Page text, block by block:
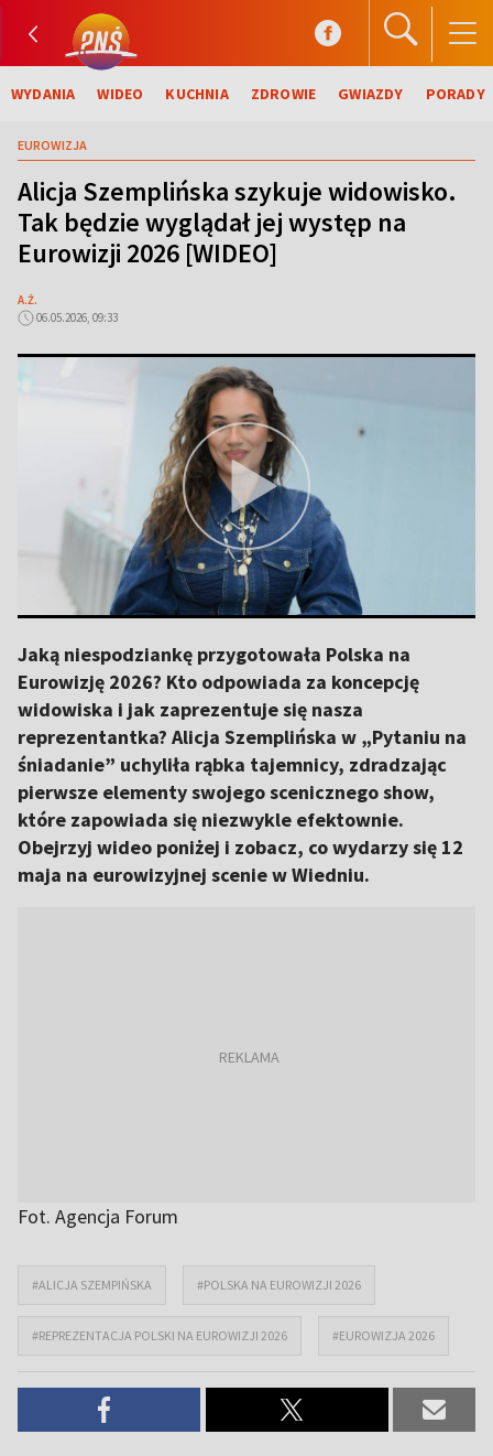
WYDANIA WIDEO KUCHNIA ZDROWIE GWIAZDY PORADY
EUROWIZJA
Alicja Szemplińska szykuje widowisko.
Tak będzie wyglądał jej występ na
Eurowizji 2026 [WIDEO]
A.Ż.
06.05.2026, 09:33
Jaką niespodziankę przygotowała Polska na
Eurowizję 2026? Kto odpowiada za koncepcję
widowiska i jak zaprezentuje się nasza
reprezentantka? Alicja Szemplińska w „Pytaniu na
śniadanie” uchyliła rąbka tajemnicy, zdradzając
pierwsze elementy swojego scenicznego show,
które zapowiada się niezwykle efektownie.
Obejrzyj wideo poniżej i zobacz, co wydarzy się 12
maja na eurowizyjnej scenie w Wiedniu.
Fot. Agencja Forum
#ALICJA SZEMPIŃSKA #POLSKA NA EUROWIZJI 2026
#REPREZENTACJA POLSKI NA EUROWIZJI 2026 #EUROWIZJA 2026